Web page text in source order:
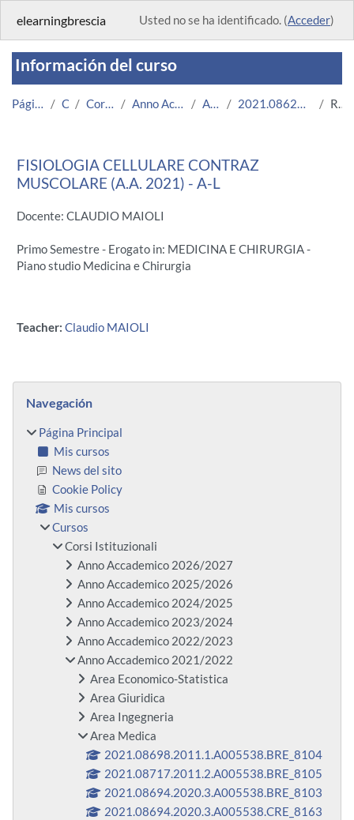
elearningbrescia Usted no se ha identificado. (Acceder)
Información del curso
Página Principal Cursos Corsi Istituzionali Anno Accademico 2021/2022 Area Medica 2021.08624.2009.2.A000659.A-L_6100 Resumen
FISIOLOGIA CELLULARE CONTRAZ
MUSCOLARE (A.A. 2021) - A-L
Docente: CLAUDIO MAIOLI
Primo Semestre - Erogato in: MEDICINA E CHIRURGIA -
Piano studio Medicina e Chirurgia
Teacher: Claudio MAIOLI
Bloques
Navegación
Página Principal
Mis cursos
News del sito
Cookie Policy
Mis cursos
Cursos
Corsi Istituzionali
Anno Accademico 2026/2027
Anno Accademico 2025/2026
Anno Accademico 2024/2025
Anno Accademico 2023/2024
Anno Accademico 2022/2023
Anno Accademico 2021/2022
Area Economico-Statistica
Area Giuridica
Area Ingegneria
Area Medica
2021.08698.2011.1.A005538.BRE_8104
2021.08717.2011.2.A005538.BRE_8105
2021.08694.2020.3.A005538.BRE_8103
2021.08694.2020.3.A005538.CRE_8163